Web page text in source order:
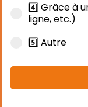
4️⃣ Grâce à
ligne, etc.)
5️⃣ Autre